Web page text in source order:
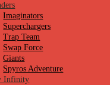
Imaginators
Superchargers
Trap Team
Swap Force
Giants
Spyros Adventure
Infinity